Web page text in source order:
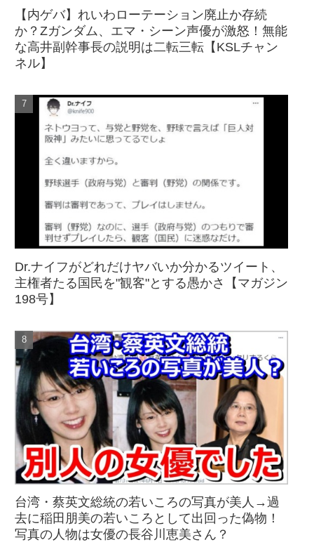
【内ゲバ】れいわローテーション廃止か存続
か？Zガンダム、エマ・シーン声優が激怒！無能
な高井副幹事長の説明は二転三転【KSLチャン
ネル】
Dr.ナイフがどれだけヤバいか分かるツイート、
主権者たる国民を"観客"とする愚かさ【マガジン
198号】
台湾・蔡英文総統の若いころの写真が美人→過
去に稲田朋美の若いころとして出回った偽物！
写真の人物は女優の長谷川恵美さん？